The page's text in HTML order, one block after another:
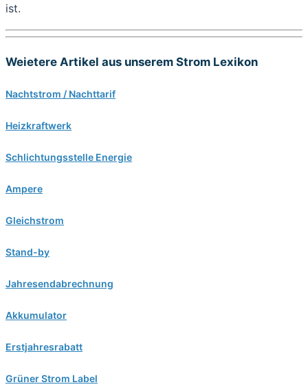
ist.
Weietere Artikel aus unserem Strom Lexikon
Nachtstrom / Nachttarif
Heizkraftwerk
Schlichtungsstelle Energie
Ampere
Gleichstrom
Stand-by
Jahresendabrechnung
Akkumulator
Erstjahresrabatt
Grüner Strom Label